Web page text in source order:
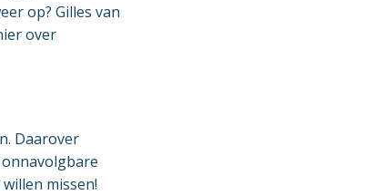
op? Gilles van
over
Daarover
missen!